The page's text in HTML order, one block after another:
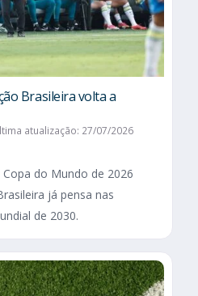
Brasileira volta a
atualização: 27/07/2026
do Mundo de 2026
já pensa nas
de 2030.